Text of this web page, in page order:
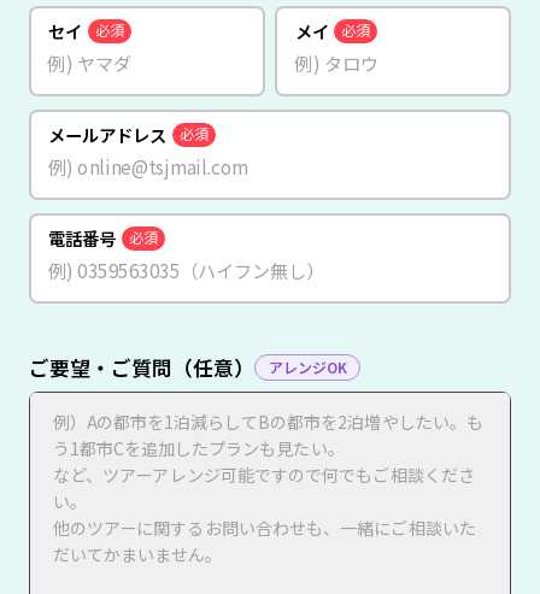
セイ 必須 メイ 必須
メールアドレス 必須
電話番号 必須
ご要望・ご質問（任意） アレンジOK